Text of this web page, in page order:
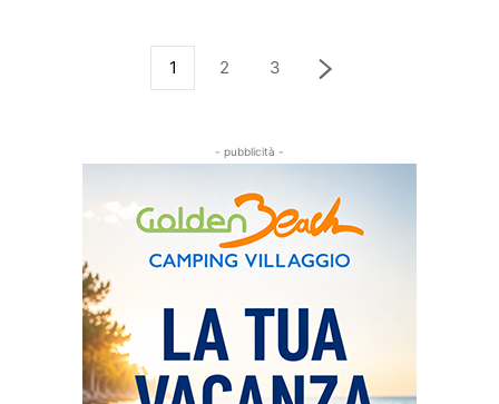
1 2 3
- pubblicità -